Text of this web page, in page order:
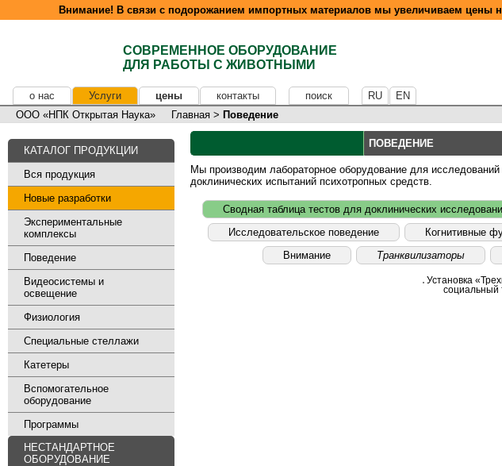
Внимание! В связи с подорожанием импортных материалов мы увеличиваем цены
СОВРЕМЕННОЕ ОБОРУДОВАНИЕ
ДЛЯ РАБОТЫ С ЖИВОТНЫМИ
о нас Услуги цены контакты поиск RU
EN
ООО «НПК Открытая Наука» Главная > Поведение
КАТАЛОГ ПРОДУКЦИИ
Вся продукция
Новые разработки
Экспериментальные
комплексы
Поведение
Видеосистемы и
освещение
Физиология
Специальные стеллажи
Катетеры
Вспомогательное
оборудование
Программы
НЕСТАНДАРТНОЕ
ОБОРУДОВАНИЕ
ПОВЕДЕНИЕ
Мы производим лабораторное оборудование для
доклинических испытаний психотропных средств.
Сводная таблица тестов для доклинических
Исследовательское поведение
Когнитивные
Внимание
Транквилизаторы
Установка
социальный